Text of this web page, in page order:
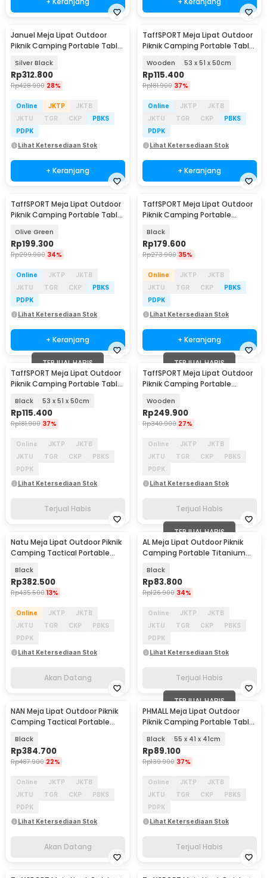
Januel Meja Lipat Outdoor
Piknik Camping Portable Table
Silver Black
Rp312.800
Rp428.900 28%
Online JKTP
JKTB
JKTU
TGR CKP
PBKS
PDPK
Lihat Ketersediaan Stok
+ Keranjang
TaffSPORT Meja Lipat Outdoor
Piknik Camping Portable Table
Wooden 53 x 51 x 50cm
Rp115.400
Rp181.900 37%
Online JKTP
JKTB
JKTU
TGR CKP
PBKS
PDPK
Lihat Ketersediaan Stok
+ Keranjang
TaffSPORT Meja Lipat Outdoor
Piknik Camping Portable Table
Olive Green
Rp199.300
Rp299.900 34%
Online JKTP
JKTB
JKTU
TGR CKP
PBKS
PDPK
Lihat Ketersediaan Stok
+ Keranjang
TaffSPORT Meja Lipat Outdoor
Piknik Camping Portable
Black
Rp179.600
Rp273.900 35%
Online JKTP
JKTB
JKTU
TGR CKP
PBKS
PDPK
Lihat Ketersediaan Stok
+ Keranjang
TERJUAL HABIS
TaffSPORT Meja Lipat Outdoor
Piknik Camping Portable Table
Black 53 x 51 x 50cm
Rp115.400
Rp181.900 37%
Online JKTP
JKTB
JKTU
TGR CKP
PBKS
PDPK
Lihat Ketersediaan Stok
Terjual Habis
TERJUAL HABIS
TaffSPORT Meja Lipat Outdoor
Piknik Camping Portable
Wooden
Rp249.900
Rp340.900 27%
Online JKTP
JKTB
JKTU
TGR CKP
PBKS
PDPK
Lihat Ketersediaan Stok
Terjual Habis
Akan Datang
Natu Meja Lipat Outdoor Piknik
Camping Tactical Portable
Black
Rp382.500
Rp435.500 13%
Online JKTP
JKTB
JKTU
TGR CKP
PBKS
PDPK
Lihat Ketersediaan Stok
Akan Datang
TERJUAL HABIS
Baru
AL Meja Lipat Outdoor Piknik
Camping Portable Titanium
Black
Rp83.800
Rp126.900 34%
Online JKTP
JKTB
JKTU
TGR CKP
PBKS
PDPK
Lihat Ketersediaan Stok
Terjual Habis
Akan Datang
NAN Meja Lipat Outdoor Piknik
Camping Tactical Portable
Black
Rp384.700
Rp487.900 22%
Online JKTP
JKTB
JKTU
TGR CKP
PBKS
PDPK
Lihat Ketersediaan Stok
Akan Datang
TERJUAL HABIS
PHMALL Meja Lipat Outdoor
Piknik Camping Portable Table
Black 55 x 41 x 41cm
Rp89.100
Rp139.900 37%
Online JKTP
JKTB
JKTU
TGR CKP
PBKS
PDPK
Lihat Ketersediaan Stok
Terjual Habis